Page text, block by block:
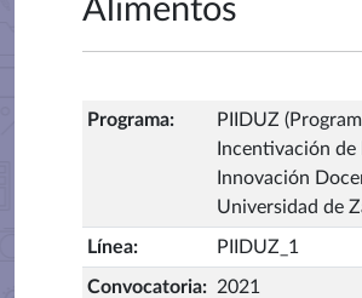
Alimentos
Programa:
PIIDUZ
Incentivación de
Innovación
Universidad de
Línea: PIIDUZ_1
Convocatoria: 2021